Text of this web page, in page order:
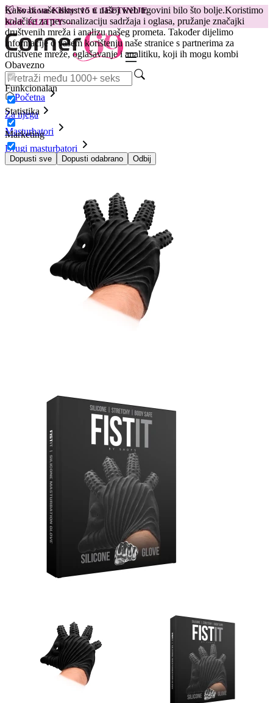
Kako bi vaše iskustvo u našoj web trgovini bilo što bolje.Koristimo
kolačiće za personalizaciju sadržaja i oglasa, pružanje značajki
društvenih mreža i analizu našeg prometa. Također dijelimo
informacije o vašem korištenju naše stranice s partnerima za
društvene mreže, oglašavanje i analitiku, koji ih mogu kombi
Obavezno
Funkcionalan
Statistika
Marketing
Dopusti sve Dopusti odabrano Odbij
😽Svakom Klitty: 15 € JEFTINIJE
Kod: KLITTY →
Početna
Za njega
Masturbatori
Drugi masturbatori
Rukavica za masturbaciju, crna